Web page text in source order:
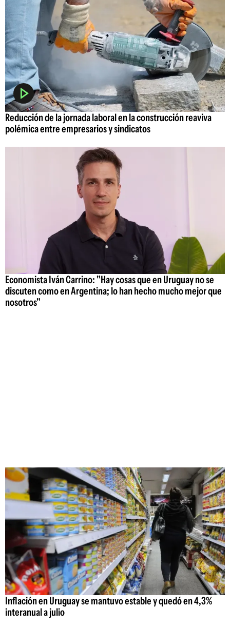
Reducción de la jornada laboral en la construcción reaviva
polémica entre empresarios y sindicatos
Economista Iván Carrino: "Hay cosas que en Uruguay no se
discuten como en Argentina; lo han hecho mucho mejor que
nosotros"
Inflación en Uruguay se mantuvo estable y quedó en 4,3%
interanual a julio